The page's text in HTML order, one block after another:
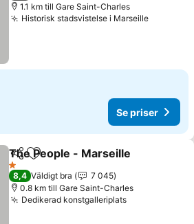
1.1 km till Gare Saint-Charles
Historisk stadsvistelse i Marseille
Se priser
Dela Lägg till i Mina Favoriter
The People - Marseille
1 Stjärnor
8,4 Väldigt bra
7 045
0.8 km till Gare Saint-Charles
Dedikerad konstgalleriplats